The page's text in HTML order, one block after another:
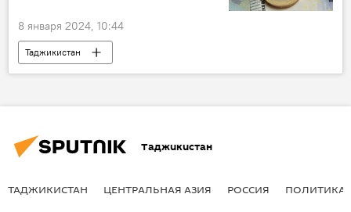
8 января 2024, 10:44
Таджикистан
Курсы валют в Таджикистане: сколько стоит рубль, доллар, евро
Экономика
Таджикистан
ТАДЖИКИСТАН ЦЕНТРАЛЬНАЯ АЗИЯ РОССИЯ ПОЛИТИКА